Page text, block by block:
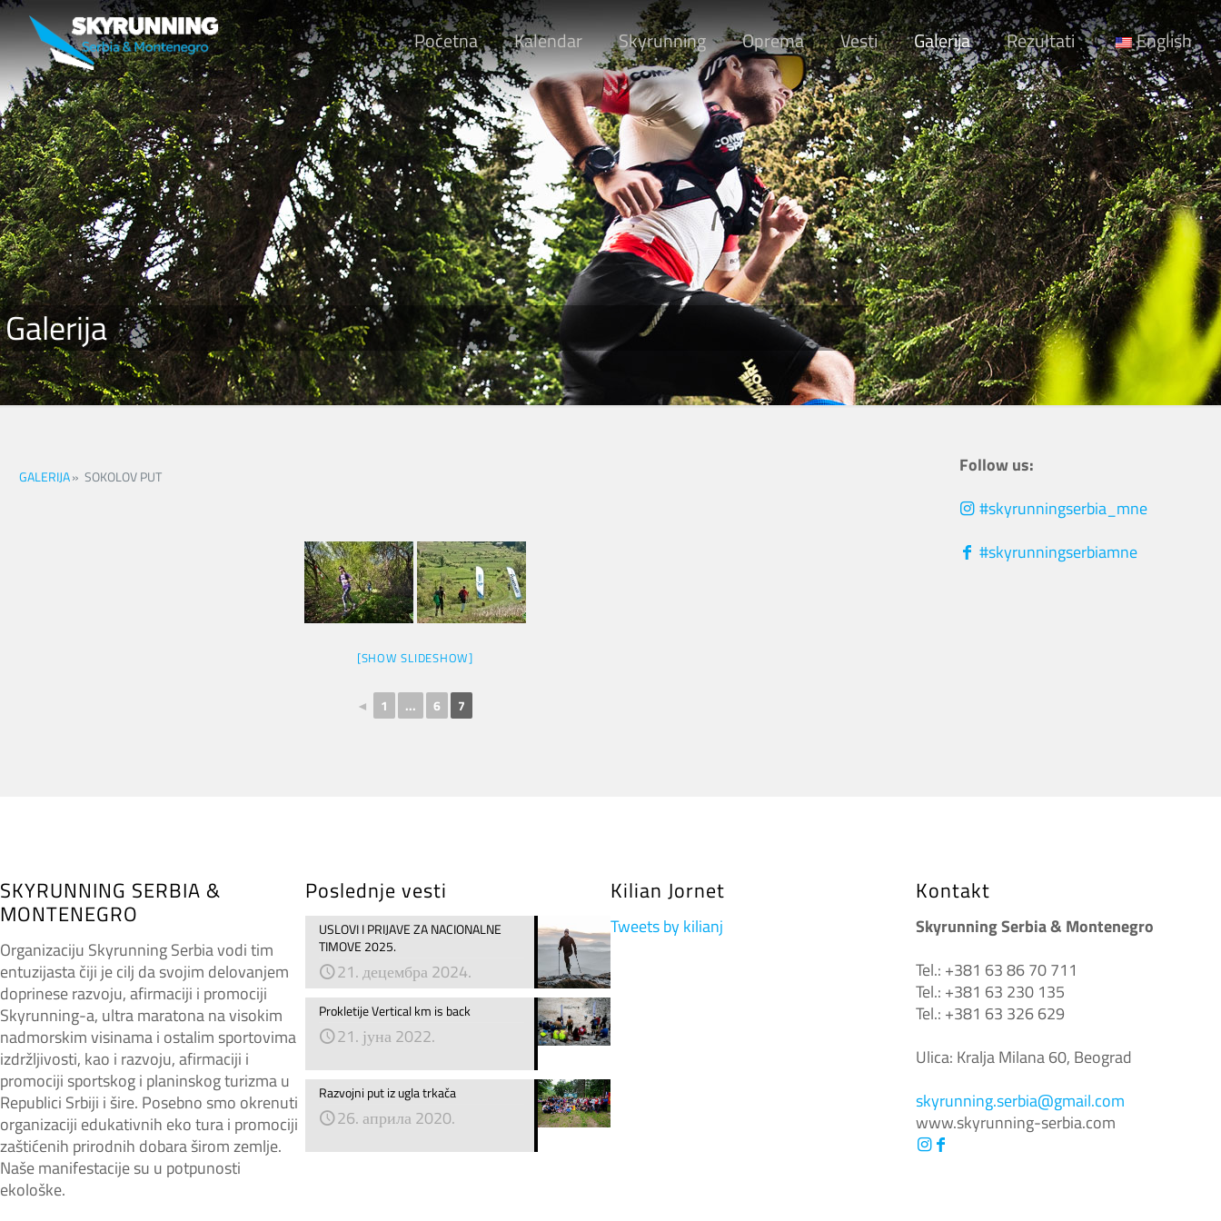
Početna Kalendar Skyrunning Oprema Vesti Galerija Rezultati English
Galerija
GALERIJA» SOKOLOV PUT
[SHOW SLIDESHOW]
◄ 1 ... 6 7
Follow us:
#skyrunningserbia_mne
#skyrunningserbiamne
SKYRUNNING SERBIA &
MONTENEGRO
Organizaciju Skyrunning Serbia vodi tim
entuzijasta čiji je cilj da svojim delovanjem
doprinese razvoju, afirmaciji i promociji
Skyrunning-a, ultra maratona na visokim
nadmorskim visinama i ostalim sportovima
izdržljivosti, kao i razvoju, afirmaciji i
promociji sportskog i planinskog turizma u
Republici Srbiji i šire. Posebno smo okrenuti
organizaciji edukativnih eko tura i promociji
zaštićenih prirodnih dobara širom zemlje.
Naše manifestacije su u potpunosti
ekološke.
Poslednje vesti
USLOVI I PRIJAVE ZA NACIONALNE
TIMOVE 2025.
21. децембра 2024.
Prokletije Vertical km is back
21. јуна 2022.
Razvojni put iz ugla trkača
26. априла 2020.
Kilian Jornet
Tweets by kilianj
Kontakt
Skyrunning Serbia & Montenegro
Tel.: +381 63 86 70 711
Tel.: +381 63 230 135
Tel.: +381 63 326 629
Ulica: Kralja Milana 60, Beograd
skyrunning.serbia@gmail.com
www.skyrunning-serbia.com